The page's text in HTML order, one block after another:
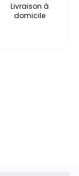
Livraison à
domicile